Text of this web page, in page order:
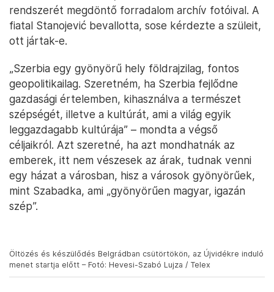
különösen erős szimbolikája van: a tősgyökeres
énekes, a Covidban meghalt Đorđe Balašević egyik
leghíresebb dalaegy gyerekkorában kapott fehér
nyúlról szólt.
A fiatal férfi szülei és nagyszülei is
támogatják őt, „ami nagyon sokat jelent,
tudok velük beszélni erről, tudok
segítséget kérni”.
A tanteremben, ahol az interjút készítettük, a falak
tele voltak a 2000-es, Slobodan Milošević
rendszerét megdöntő forradalom archív fotóival. A
fiatal Stanojević bevallotta, sose kérdezte a szüleit,
ott jártak-e.
geopolitikailag. Szeretném, ha Szerbia fejlődne
gazdasági értelemben, kihasználva a természet